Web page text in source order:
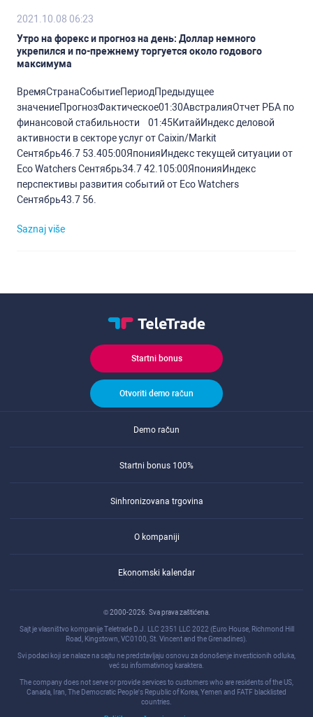
2021.10.08 06:23
Утро на форекс и прогноз на день: Доллар немного
укрепился и по-прежнему торгуется около годового
максимума
ВремяСтранаСобытиеПериодПредыдущее
значениеПрогнозФактическое01:30АвстралияОтчет РБА по
финансовой стабильности 01:45КитайИндекс деловой
активности в секторе услуг от Caixin/Markit
Сентябрь46.7 53.405:00ЯпонияИндекс текущей ситуации от
Eco Watchers Сентябрь34.7 42.105:00ЯпонияИндекс
перспективы развития событий от Eco Watchers
Сентябрь43.7 56.
Saznaj više
Startni bonus
Otvoriti demo račun
Demo račun
Startni bonus 100%
Sinhronizovana trgovina
O kompaniji
Ekonomski kalendar
© 2000-2026. Sva prava zaštićena.
Sajt je vlasništvo kompanije Teletrade D.J. LLC 2351 LLC 2022 (Euro House, Richmond Hill
Road, Kingstown, VC0100, St. Vincent and the Grenadines).
Svi podaci koji se nalaze na sajtu ne predstavljaju osnovu za donošenje investicionih odluka,
već su informativnog karaktera.
The company does not serve or provide services to customers who are residents of the US,
Canada, Iran, The Democratic People's Republic of Korea, Yemen and FATF blacklisted
countries.